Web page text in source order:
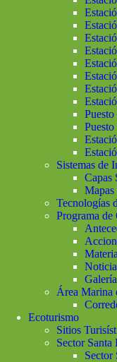
Sistemas de
Capas
Tecnologías
Programa
Galería
Área Marina
Ecoturismo
Sitios
Sector Santa
Sector